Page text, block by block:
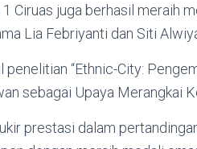
Ciruas juga berhasil meraih
Lia Febriyanti dan Siti
“Ethnic-City:
sebagai Upaya Merangkai
prestasi dalam